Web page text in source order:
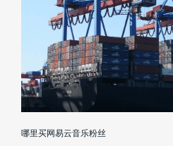
哪里买网易云音乐粉丝